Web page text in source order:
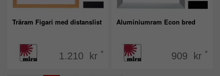
Träram Figari med distanslist
1.210 kr *
Aluminiumram Econ bred
909 kr *